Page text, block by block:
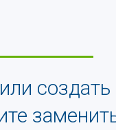
создать